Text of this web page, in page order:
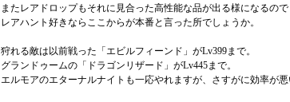
またレアドロップもそれに見合った高性能な品が出る様になるので
レアハント好きならここからが本番と言った所でしょうか。
狩れる敵は以前戦った「エビルフィーンド」がLv399まで。
グランドゥームの「ドラゴンリザード」がLv445まで。
エルモアのエターナルナイトも一応やれますが、さすがに効率が悪